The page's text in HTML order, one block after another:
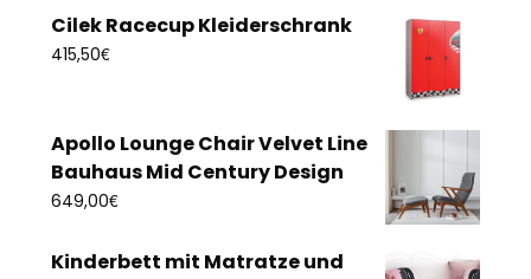
Cilek Racecup Kleiderschrank
415,50€
Apollo Lounge Chair Velvet Line
Bauhaus Mid Century Design
649,00€
Kinderbett mit Matratze und